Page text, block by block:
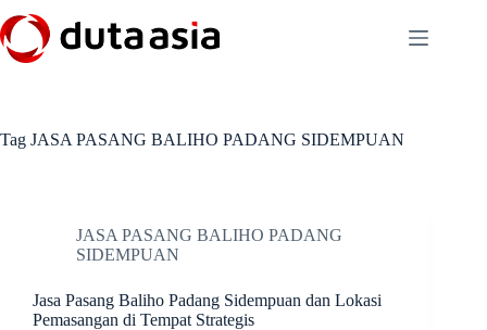
to
content
Tag JASA PASANG BALIHO PADANG SIDEMPUAN
JASA PASANG BALIHO PADANG
SIDEMPUAN
Jasa Pasang Baliho Padang Sidempuan dan Lokasi
Pemasangan di Tempat Strategis